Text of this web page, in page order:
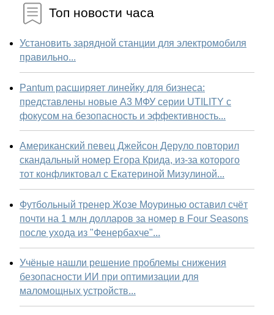
Топ новости часа
Установить зарядной станции для электромобиля
правильно...
Pantum расширяет линейку для бизнеса:
представлены новые А3 МФУ серии UTILITY с
фокусом на безопасность и эффективность...
Американский певец Джейсон Деруло повторил
скандальный номер Егора Крида, из-за которого
тот конфликтовал с Екатериной Мизулиной...
Футбольный тренер Жозе Моуринью оставил счёт
почти на 1 млн долларов за номер в Four Seasons
после ухода из "Фенербахче"...
Учёные нашли решение проблемы снижения
безопасности ИИ при оптимизации для
маломощных устройств...